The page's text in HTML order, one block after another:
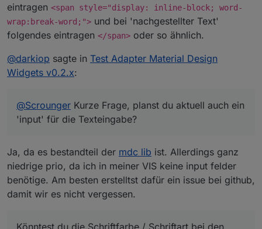
eintragen <span style="display: inline-block; word-
wrap:break-word;"> und bei 'nachgestellter Text'
folgendes eintragen </span> oder so ähnlich.
@darkiop sagte in Test Adapter Material Design
Widgets v0.2.x:
@Scrounger Kurze Frage, planst du aktuell auch ein
'input' für die Texteingabe?
Ja, da es bestandteil der mdc lib ist. Allerdings ganz
niedrige prio, da ich in meiner VIS keine input felder
benötige. Am besten erstelltst dafür ein issue bei github,
damit wir es nicht vergessen.
Könntest du die Schriftfarbe / Schriftart bei den